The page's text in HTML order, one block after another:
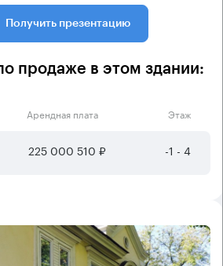
Получить презентацию
продаже в этом здании:
Арендная плата Этаж
225 000 510 ₽ -1 - 4